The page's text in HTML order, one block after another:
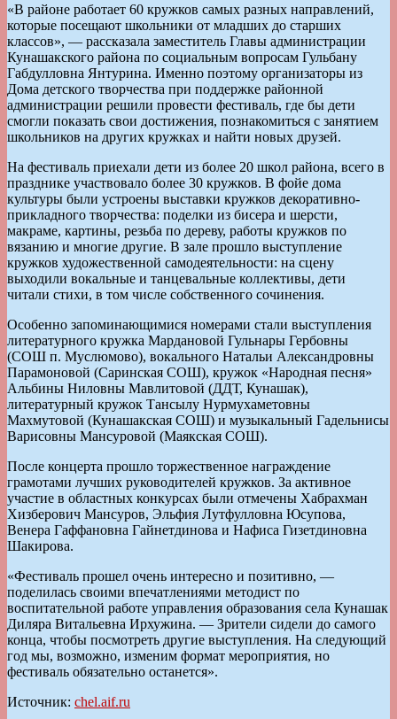
«В районе работает 60 кружков самых разных направлений,
которые посещают школьники от младших до старших
классов», — рассказала заместитель Главы администрации
Кунашакского района по социальным вопросам Гульбану
Габдулловна Янтурина. Именно поэтому организаторы из
Дома детского творчества при поддержке районной
администрации решили провести фестиваль, где бы дети
смогли показать свои достижения, познакомиться с занятием
школьников на других кружках и найти новых друзей.
На фестиваль приехали дети из более 20 школ района, всего в
празднике участвовало более 30 кружков. В фойе дома
культуры были устроены выставки кружков декоративно-
прикладного творчества: поделки из бисера и шерсти,
макраме, картины, резьба по дереву, работы кружков по
вязанию и многие другие. В зале прошло выступление
кружков художественной самодеятельности: на сцену
выходили вокальные и танцевальные коллективы, дети
читали стихи, в том числе собственного сочинения.
Особенно запоминающимися номерами стали выступления
литературного кружка Мардановой Гульнары Гербовны
(СОШ п. Муслюмово), вокального Натальи Александровны
Парамоновой (Саринская СОШ), кружок «Народная песня»
Альбины Ниловны Мавлитовой (ДДТ, Кунашак),
литературный кружок Тансылу Нурмухаметовны
Махмутовой (Кунашакская СОШ) и музыкальный Гадельнисы
Варисовны Мансуровой (Маякская СОШ).
После концерта прошло торжественное награждение
грамотами лучших руководителей кружков. За активное
участие в областных конкурсах были отмечены Хабрахман
Хизберович Мансуров, Эльфия Лутфулловна Юсупова,
Венера Гаффановна Гайнетдинова и Нафиса Гизетдиновна
Шакирова.
«Фестиваль прошел очень интересно и позитивно, —
поделилась своими впечатлениями методист по
воспитательной работе управления образования села Кунашак
Диляра Витальевна Ирхужина. — Зрители сидели до самого
конца, чтобы посмотреть другие выступления. На следующий
год мы, возможно, изменим формат мероприятия, но
фестиваль обязательно останется».
Источник: chel.aif.ru